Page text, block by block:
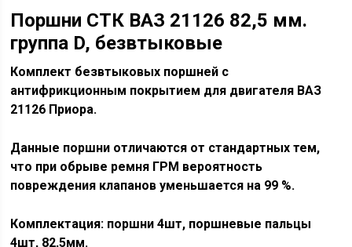
Поршни СТК ВАЗ 21126 82,5 мм.
группа D, безвтыковые
Комплект безвтыковых поршней с
антифрикционным покрытием для двигателя ВАЗ
21126 Приора.
Данные поршни отличаются от стандартных тем,
что при обрыве ремня ГРМ вероятность
повреждения клапанов уменьшается на 99 %.
Комплектация: поршни 4шт, поршневые пальцы
4шт, 82,5мм.